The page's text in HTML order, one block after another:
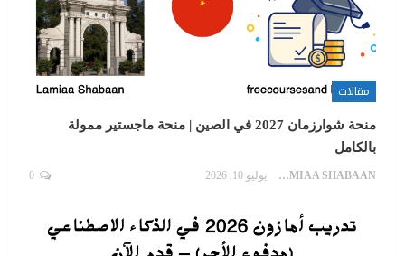
مقالات
منحة شوارزمان 2027 في الصين | منحة ماجستير ممولة
بالكامل
LAMIAA SHABAAN يوليو 10, 2026